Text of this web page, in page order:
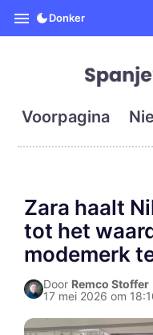
Donker
Voorpagina
Zara haalt
tot het
modemerk
Door Remco Stoffer
17 mei 2026 om